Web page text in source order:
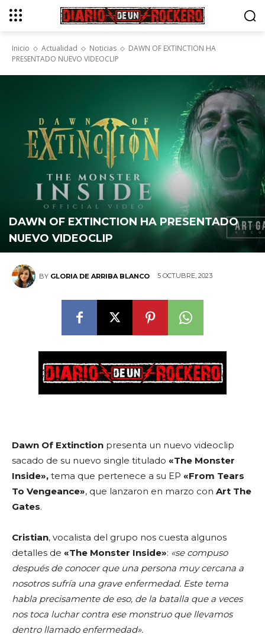
Inicio Actualidad Noticias
DAWN OF EXTINCTION HA
PRESENTADO NUEVO VIDEOCLIP
DAWN OF EXTINCTION HA PRESENTADO
NUEVO VIDEOCLIP
BY GLORIA DE ARRIBA BLANCO 5 OCTUBRE, 2023
Dawn Of Extinction presenta un nuevo videoclip
sacado de su nuevo single titulado «The Monster
Inside», tema que pertenece a su EP «From Tears
To Vengeance», que lanzaron en marzo con Art The
Gates.
Cristian, vocalista del grupo nos cuesta algunos
detalles de «The Monster Inside»: «se compuso
después de conocer que una persona muy cercana a
nosotros sufría una grave enfermedad. Este tema
habla precisamente de eso, de la batalla que a veces
nos toca luchar contra ese monstruo que llevamos
dentro llamado enfermedad».